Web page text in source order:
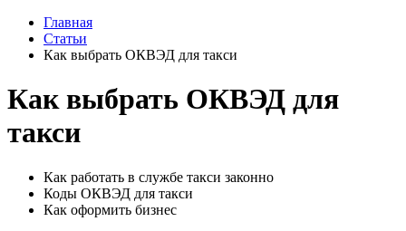
Главная
Статьи
Как выбрать ОКВЭД для такси
Как выбрать ОКВЭД для
такси
Как работать в службе такси законно
Коды ОКВЭД для такси
Как оформить бизнес